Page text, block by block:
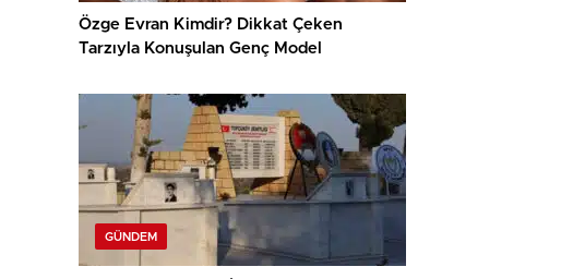
Özge Evran Kimdir? Dikkat Çeken
Tarzıyla Konuşulan Genç Model
GÜNDEM